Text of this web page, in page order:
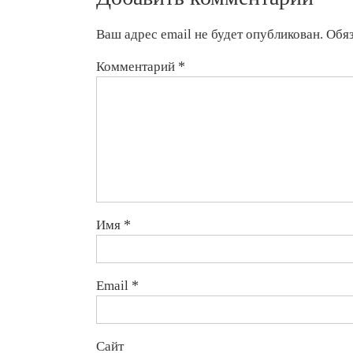
Ваш адрес email не будет опубликован.
Комментарий *
Имя *
Email *
Сайт